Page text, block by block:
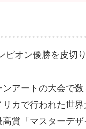
ピオン優勝を皮切
ンアートの大会で
リカで行われた世
高賞「マスターデ